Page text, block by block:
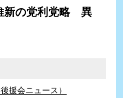
新の党利党略 異
援会ニュース）